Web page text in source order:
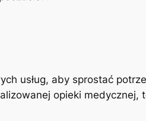
usług, aby sprostać
opieki medycznej,